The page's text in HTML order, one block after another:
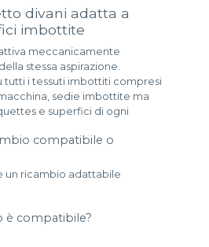
divani adatta a
imbottite
meccanicamente
stessa aspirazione.
tutti i tessuti imbottiti compresi
sedie imbottite ma
e superfici di ogni
compatibile o
un ricambio adattabile
è compatibile?